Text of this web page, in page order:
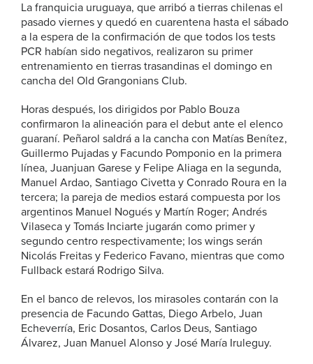
La franquicia uruguaya, que arribó a tierras chilenas el
pasado viernes y quedó en cuarentena hasta el sábado
a la espera de la confirmación de que todos los tests
PCR habían sido negativos, realizaron su primer
entrenamiento en tierras trasandinas el domingo en
cancha del Old Grangonians Club.
Horas después, los dirigidos por Pablo Bouza
confirmaron la alineación para el debut ante el elenco
guaraní. Peñarol saldrá a la cancha con Matías Benítez,
Guillermo Pujadas y Facundo Pomponio en la primera
línea, Juanjuan Garese y Felipe Aliaga en la segunda,
Manuel Ardao, Santiago Civetta y Conrado Roura en la
tercera; la pareja de medios estará compuesta por los
argentinos Manuel Nogués y Martín Roger; Andrés
Vilaseca y Tomás Inciarte jugarán como primer y
segundo centro respectivamente; los wings serán
Nicolás Freitas y Federico Favano, mientras que como
Fullback estará Rodrigo Silva.
En el banco de relevos, los mirasoles contarán con la
presencia de Facundo Gattas, Diego Arbelo, Juan
Echeverría, Eric Dosantos, Carlos Deus, Santiago
Álvarez, Juan Manuel Alonso y José María Iruleguy.